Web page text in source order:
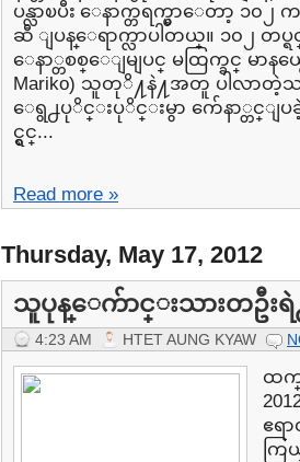
ပန္လာၿပီး ေနာက္တရက္မွာေတာ့ ၁၀
ဆီ ျပန္ေရာက္လာပါတယ္။ ၁၀၂ တ
ေနာ္တစစ္ေျမျပင္ မထြက္ခင္ မာနယ္
Mariko) သူတုိ႔နဲ႔အတူ ပါလာ
ေရွ႕ပုိင္းပုိင္းမွာ က်ေနာ္တင္ျပခဲ့
င္ရွင္...
Read more »
Thursday, May 17, 2012
သူပုန္ေက်ာင္းသားတဦးရဲ႕
4:23 AM HTET AUNG KYAW
ထက္
ဧရ
က